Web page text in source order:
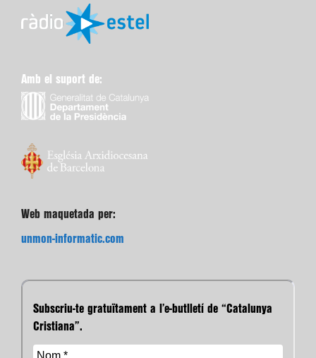
Amb el suport de:
Web maquetada per:
unmon-informatic.com
Subscriu-te gratuïtament a l’e-butlletí de “Catalunya
Cristiana”.